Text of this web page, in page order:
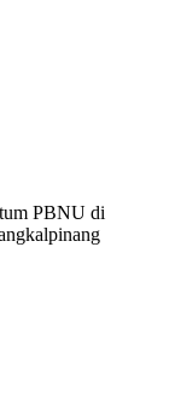
PBNU di